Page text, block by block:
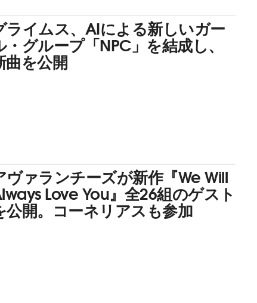
ライムス、AIによる新しいガー
・グループ「NPC」を結成し、
曲を公開
ヴァランチーズが新作『We Will
Love You』全26組のゲスト
公開。コーネリアスも参加